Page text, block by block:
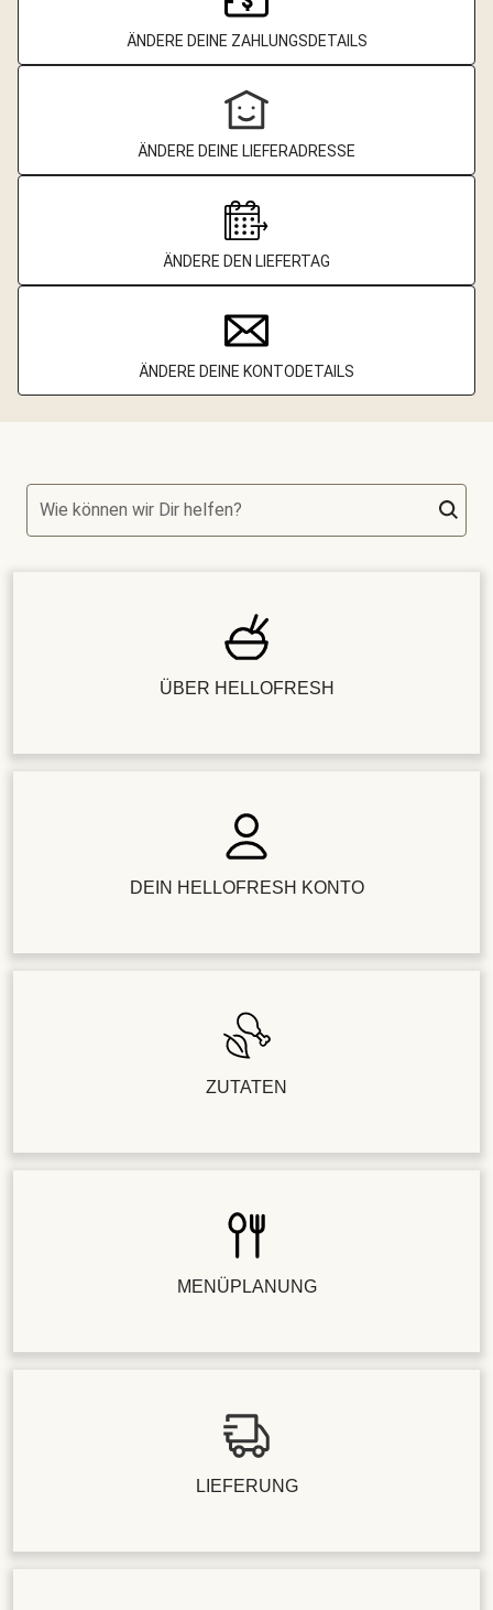
ÄNDERE DEINE ZAHLUNGSDETAILS
ÄNDERE DEINE LIEFERADRESSE
ÄNDERE DEN LIEFERTAG
ÄNDERE DEINE KONTODETAILS
Wie können wir Dir helfen?
ÜBER HELLOFRESH
DEIN HELLOFRESH KONTO
ZUTATEN
MENÜPLANUNG
LIEFERUNG